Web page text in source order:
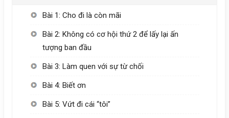
Bài 1: Cho đi là còn mãi
Bài 2: Không có cơ hội thứ 2 để lấy lại ấn
tượng ban đầu
Bài 3: Làm quen với sự từ chối
Bài 4: Biết ơn
Bài 5: Vứt đi cái “tôi”